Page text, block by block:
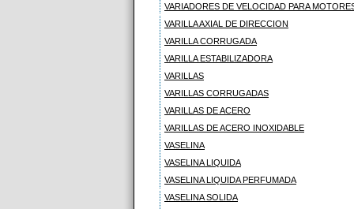
VARIADORES DE VELOCIDAD PARA
VARILLA AXIAL DE DIRECCION
VARILLA CORRUGADA
VARILLA ESTABILIZADORA
VARILLAS
VARILLAS CORRUGADAS
VARILLAS DE ACERO
VARILLAS DE ACERO INOXIDABLE
VASELINA
VASELINA LIQUIDA
VASELINA LIQUIDA PERFUMADA
VASELINA SOLIDA